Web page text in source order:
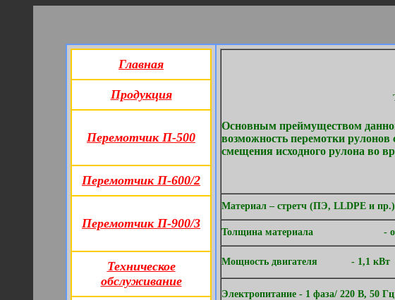
Главная
Продукция
Перемотчик П-500
Перемотчик П-600/2
Перемотчик П-900/3
Техническое
обслуживание
Основным преймуществом
возможность перемотки
смещения исходного рулона во
Материал – стретч (ПЭ, LLDPE и пр.)
Толщина материала - от
Мощность двигателя - 1,1 кВт
Электропитание - 1 фаза/ 220 В, 50 Гц